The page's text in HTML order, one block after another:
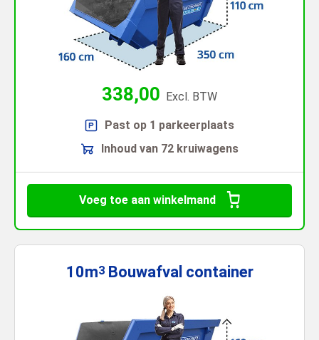
338,00 Excl. BTW
Past op 1 parkeerplaats
Inhoud van 72 kruiwagens
Voeg toe aan winkelmand
10m3 Bouwafval container